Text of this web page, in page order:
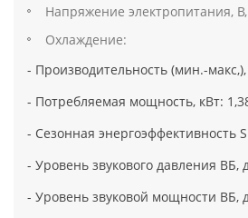
Напряжение электропитания,
Охлаждение:
- Производительность (мин.-макс,),
- Потребляемая мощность, кВт:
- Сезонная энергоэффективность
- Уровень звукового давления ВБ,
- Уровень звуковой мощности ВБ,